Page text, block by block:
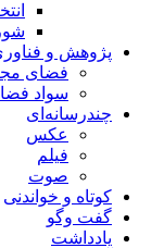
پژوهش و
فضای
سواد
چندرسانه‌ای
عكس
فیلم
صوت
کوتاه و خواندنی
گفت وگو
یادداشت